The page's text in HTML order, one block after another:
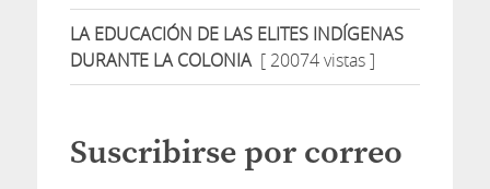
LA EDUCACIÓN DE LAS ELITES INDÍGENAS
DURANTE LA COLONIA[ 20074 vistas ]
Suscribirse por correo